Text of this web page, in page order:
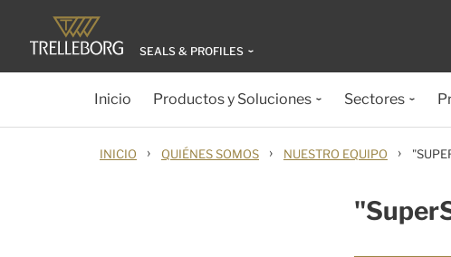
SEALS & PROFILES
Inicio Productos y Soluciones Sectores
INICIO › QUIÉNES SOMOS › NUESTRO EQUIPO ›